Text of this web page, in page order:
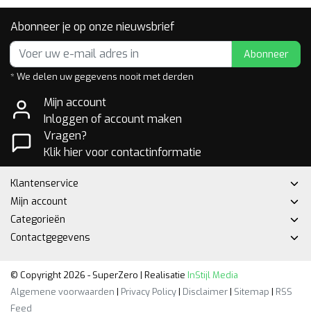
Abonneer je op onze nieuwsbrief
Abonneer
* We delen uw gegevens nooit met derden
Mijn account
Inloggen of account maken
Vragen?
Klik hier voor contactinformatie
Klantenservice
Mijn account
Categorieën
Contactgegevens
© Copyright 2026 - SuperZero | Realisatie InStijl Media
Algemene voorwaarden | Privacy Policy| Disclaimer| Sitemap | RSS
Feed